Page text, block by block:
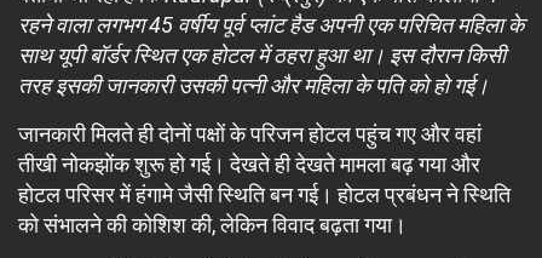
रहने वाला लगभग 45 वर्षीय पूर्व प्लांट हैड अपनी एक परिचित महिला के
साथ यूपी बॉर्डर स्थित एक होटल में ठहरा हुआ था। इस दौरान किसी
तरह इसकी जानकारी उसकी पत्नी और महिला के पति को हो गई।
जानकारी मिलते ही दोनों पक्षों के परिजन होटल पहुंच गए और वहां
तीखी नोकझोंक शुरू हो गई। देखते ही देखते मामला बढ़ गया और
होटल परिसर में हंगामे जैसी स्थिति बन गई। होटल प्रबंधन ने स्थिति
को संभालने की कोशिश की, लेकिन विवाद बढ़ता गया।